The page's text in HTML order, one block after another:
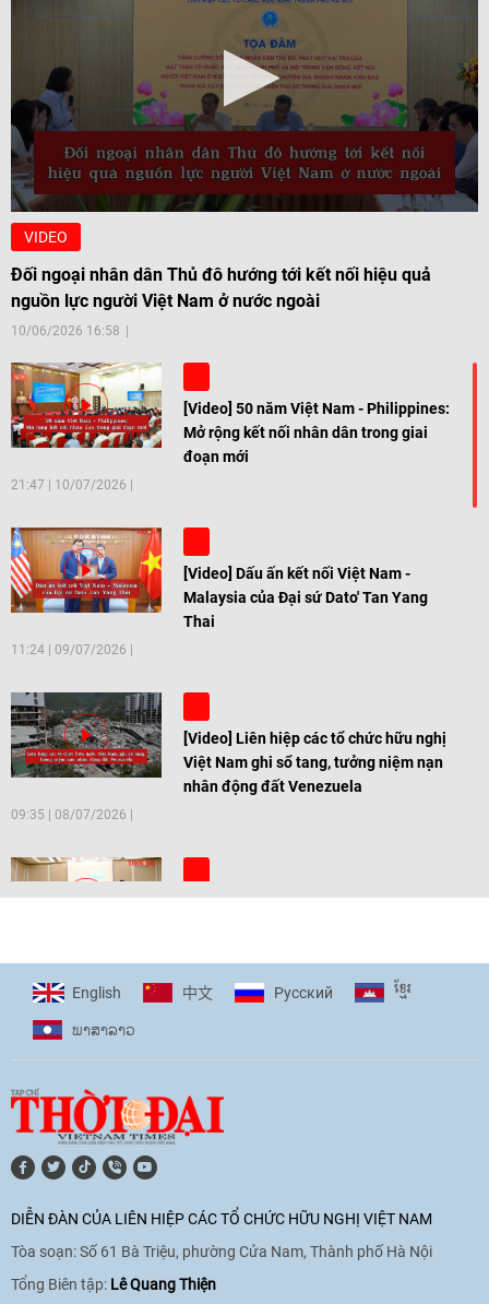
VIDEO
Đối ngoại nhân dân Thủ đô hướng tới kết nối hiệu quả
nguồn lực người Việt Nam ở nước ngoài
10/06/2026 16:58
[Video] 50 năm Việt Nam - Philippines:
Mở rộng kết nối nhân dân trong giai
đoạn mới
21:47 10/07/2026
[Video] Dấu ấn kết nối Việt Nam -
Malaysia của Đại sứ Dato' Tan Yang
Thai
11:24 09/07/2026
[Video] Liên hiệp các tổ chức hữu nghị
Việt Nam ghi sổ tang, tưởng niệm nạn
nhân động đất Venezuela
09:35 08/07/2026
[Video] Trẻ em Đông Á cùng kiến tạo
11:10|17/06/2026
hòa bình, hữu nghị giữa các dân tộc"
cho Đại sứ Hungary tại Việt Nam
17:25| 13/06/2026
English 中文 Pусский ខ្មែរ
ພາ​ສາ​ລາວ
DIỄN ĐÀN CỦA LIÊN HIỆP CÁC TỔ CHỨC HỮU NGHỊ VIỆT NAM
Tòa soạn: Số 61 Bà Triệu, phường Cửa Nam, Thành phố Hà Nội
Tổng Biên tập: Lê Quang Thiện